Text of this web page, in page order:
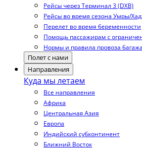
Рейсы через Терминал 3 (DXB)
Рейсы во время сезона Умры/
Перелет во время беременности
Помощь пассажирам с
Нормы и правила провоза
Полет с нами
Направления
Куда мы летаем
Все направления
Африка
Центральная Азия
Европа
Индийский субконтинент
Ближний Восток